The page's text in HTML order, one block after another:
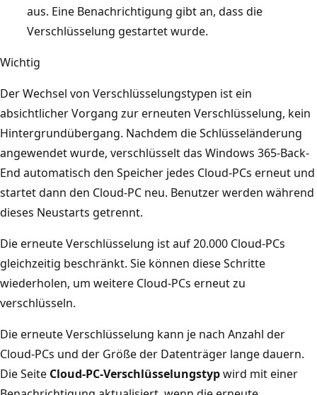
aus. Eine Benachrichtigung gibt an, dass die
Verschlüsselung gestartet wurde.
Wichtig
Der Wechsel von Verschlüsselungstypen ist ein
absichtlicher Vorgang zur erneuten Verschlüsselung, kein
Hintergrundübergang. Nachdem die Schlüsseländerung
angewendet wurde, verschlüsselt das Windows 365-Back-
End automatisch den Speicher jedes Cloud-PCs erneut und
startet dann den Cloud-PC neu. Benutzer werden während
dieses Neustarts getrennt.
Die erneute Verschlüsselung ist auf 20.000 Cloud-PCs
gleichzeitig beschränkt. Sie können diese Schritte
wiederholen, um weitere Cloud-PCs erneut zu
verschlüsseln.
Die erneute Verschlüsselung kann je nach Anzahl der
Cloud-PCs und der Größe der Datenträger lange dauern.
Die Seite Cloud-PC-Verschlüsselungstypwird mit einer